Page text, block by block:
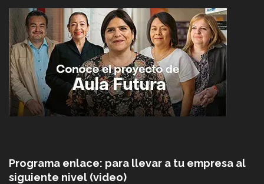
Programa enlace: para llevar a tu empresa al
siguiente nivel (video)